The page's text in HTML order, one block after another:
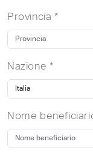
Provincia *
Nazione *
Nome